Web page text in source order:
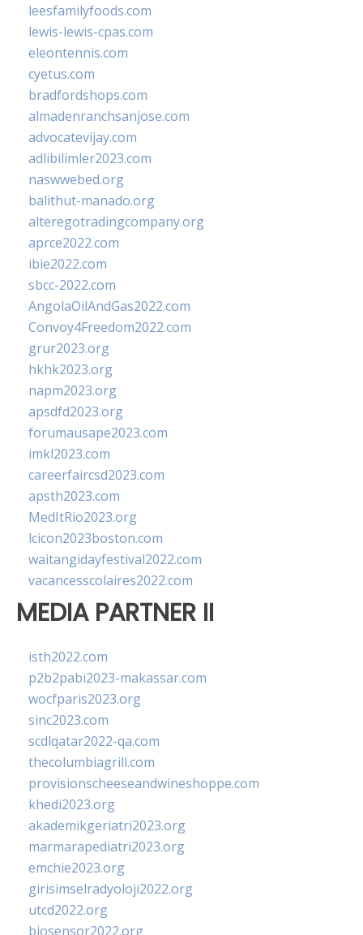
leesfamilyfoods.com
lewis-lewis-cpas.com
eleontennis.com
cyetus.com
bradfordshops.com
almadenranchsanjose.com
advocatevijay.com
adlibilimler2023.com
naswwebed.org
balithut-manado.org
alteregotradingcompany.org
aprce2022.com
ibie2022.com
sbcc-2022.com
AngolaOilAndGas2022.com
Convoy4Freedom2022.com
grur2023.org
hkhk2023.org
napm2023.org
apsdfd2023.org
forumausape2023.com
imkl2023.com
careerfaircsd2023.com
apsth2023.com
MedItRio2023.org
lcicon2023boston.com
waitangidayfestival2022.com
vacancesscolaires2022.com
MEDIA PARTNER II
isth2022.com
p2b2pabi2023-makassar.com
wocfparis2023.org
sinc2023.com
scdlqatar2022-qa.com
thecolumbiagrill.com
provisionscheeseandwineshoppe.com
khedi2023.org
akademikgeriatri2023.org
marmarapediatri2023.org
emchie2023.org
girisimselradyoloji2022.org
utcd2022.org
biosensor2022.org